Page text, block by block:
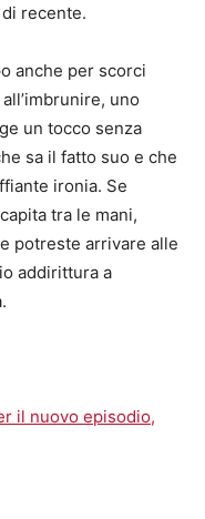
recente.
anche per scorci
uno
un tocco senza
sa il fatto suo e che
ironia. Se
tra le mani,
potreste arrivare alle
addirittura a
il nuovo episodio,